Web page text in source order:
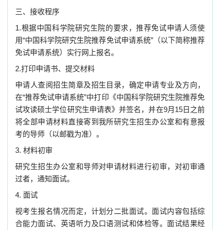
三、接收程序
1.根据中国科学院研究生院的要求，推荐免试申请人须使
用“中国科学院研究生院推荐免试申请系统”（以下简称推荐
免试申请系统）实行网上报名。
2.打印申请书、提交材料
申请人查阅招生简章及招生目录，确定申请专业及方向，
在“推荐免试申请系统”中打印《中国科学院研究生院推荐免
试攻读硕士学位研究生申请表》并签名，并在9月15日之前
将全部申请材料直接寄到我所研究生招生办公室和有意报
考的导师（以邮戳为准）。
3. 材料初审
研究生招生办公室和导师对申请材料进行初审，对初审通
过者，通知面试。
4. 面试
视考生报名情况而定，计划分二批面试。面试内容包括综
合能力面试、英语听力及口语测试和体检等。面试结果经